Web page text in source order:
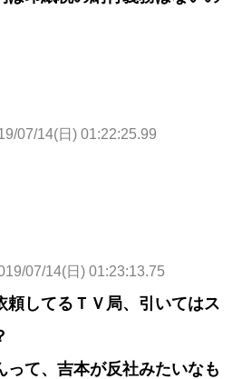
07/14(日) 01:22:25.99
07/14(日) 01:23:13.75
頼してるＴＶ局、引いてはス
って、吉本が反社みたいなも